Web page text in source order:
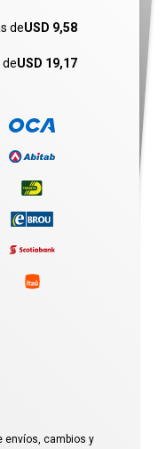
deUSD 9,58
USD 19,17
envíos, cambios y